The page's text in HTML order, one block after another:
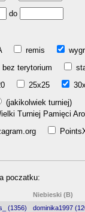
do
remis
bez terytorium
25x25
(jakikolwiek turniej)
Turniej Pamięci
poczatku:
Niebieski (B)
(1356) dominika1997